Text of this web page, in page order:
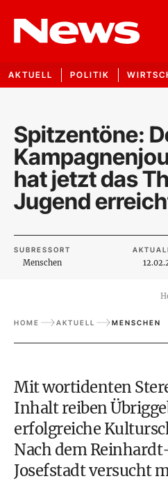
AKTUELL POLITIK
Spitzentöne:
hat jetzt das
Jugend
SUBRESSORT
Menschen
HOME AKTUELL MENSCHEN
Mit wortidenten
Inhalt reiben
erfolgreiche
Nach dem
Josefstadt versucht